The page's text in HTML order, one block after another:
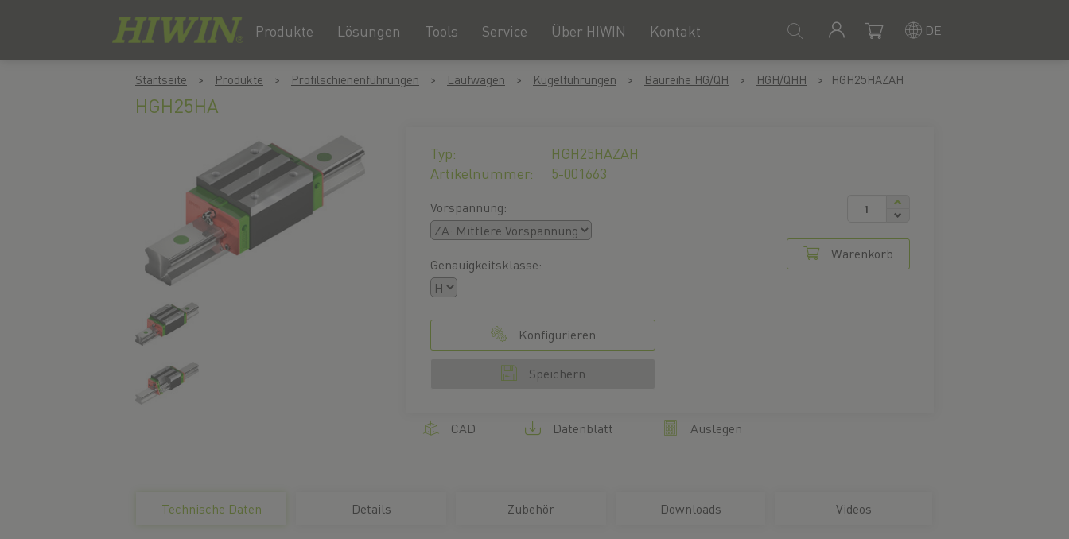
Kontakt
Über HIWIN
Service
Tools
Lösungen
Produkte DE
Startseite Produkte Profilschienenführungen Laufwagen Kugelführungen Baureihe HG/QH HGH/QHH HGH25HAZAH
HGH25HA
Typ:
HGH25HAZAH
Artikelnummer:
5-001663
Vorspannung:
Genauigkeitsklasse:
Warenkorb
Konfigurieren
Speichern
CAD Datenblatt Auslegen
current
Technische Daten Details Zubehör Downloads Videos